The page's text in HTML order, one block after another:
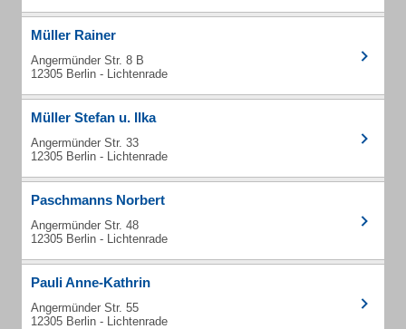
Müller Rainer
Angermünder Str. 8 B
12305 Berlin - Lichtenrade
Müller Stefan u. Ilka
Angermünder Str. 33
12305 Berlin - Lichtenrade
Paschmanns Norbert
Angermünder Str. 48
12305 Berlin - Lichtenrade
Pauli Anne-Kathrin
Angermünder Str. 55
12305 Berlin - Lichtenrade